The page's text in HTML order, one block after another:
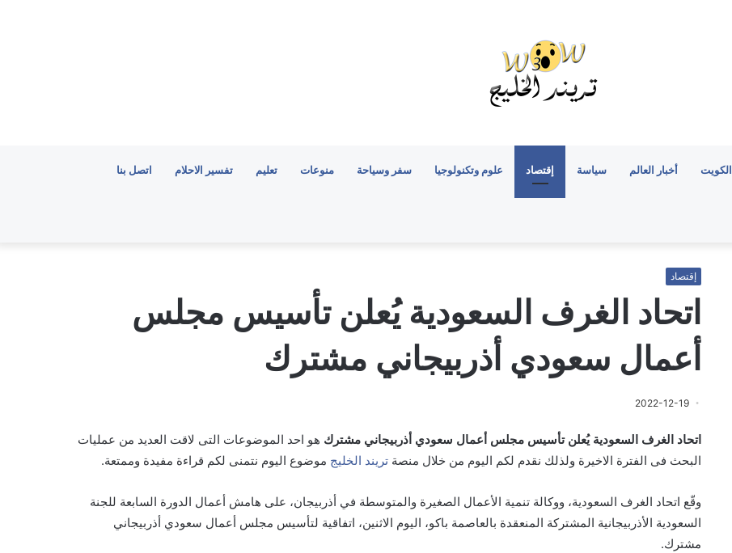
الكويت أخبار العالم سياسة إقتصاد علوم وتكنولوجيا سفر وسياحة منوعات تعليم تفسير الاحلام اتصل بنا
إقتصاد
اتحاد الغرف السعودية يُعلن تأسيس مجلس
أعمال سعودي أذربيجاني مشترك
2022-12-19
اتحاد الغرف السعودية يُعلن تأسيس مجلس أعمال سعودي أذربيجاني مشترك هو احد الموضوعات التى لاقت العديد من عمليات
البحث فى الفترة الاخيرة ولذلك نقدم لكم اليوم من خلال منصة تريند الخليج موضوع اليوم نتمنى لكم قراءة مفيدة وممتعة.
وقّع اتحاد الغرف السعودية، ووكالة تنمية الأعمال الصغيرة والمتوسطة في أذربيجان، على هامش أعمال الدورة السابعة للجنة
السعودية الأذربيجانية المشتركة المنعقدة بالعاصمة باكو، اليوم الاثنين، اتفاقية لتأسيس مجلس أعمال سعودي أذربيجاني
مشترك.